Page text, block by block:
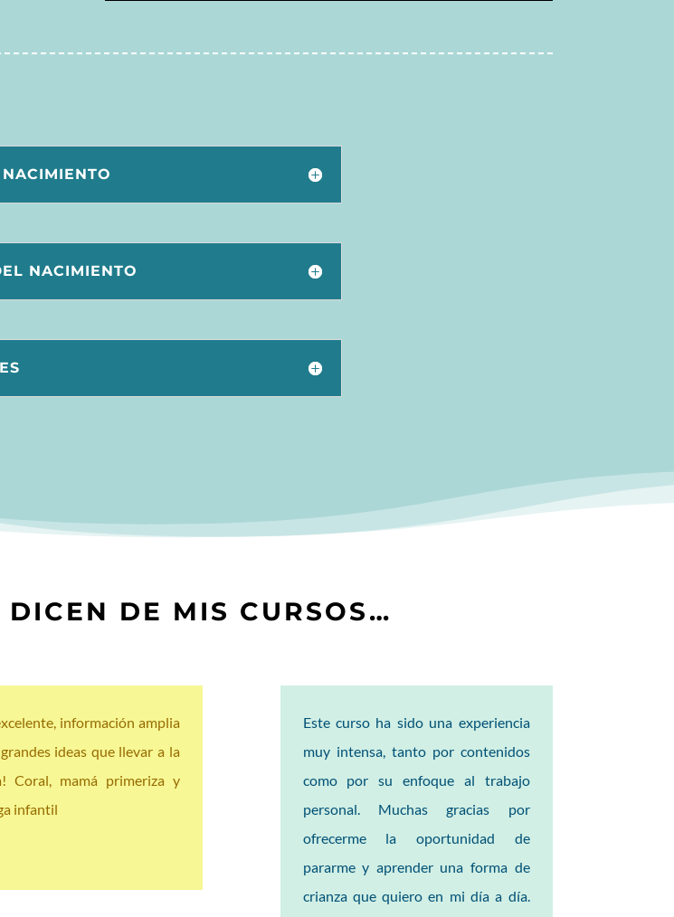
NACIMIENTO
DICEN DE MIS CURSOS…
información amplia
ideas que llevar a la
Coral, mamá primeriza y
infantil
Este curso ha sido una experiencia
muy intensa, tanto por contenidos
como por su enfoque al trabajo
personal. Muchas gracias por
ofrecerme la oportunidad de
pararme y aprender una forma de
crianza que quiero en mi día a día.